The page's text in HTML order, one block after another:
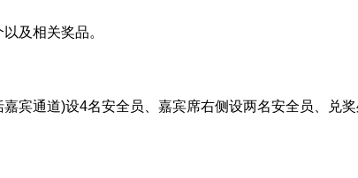
及相关奖品。
宾通道)设4名安全员、嘉宾席右侧设两名安全员、兑